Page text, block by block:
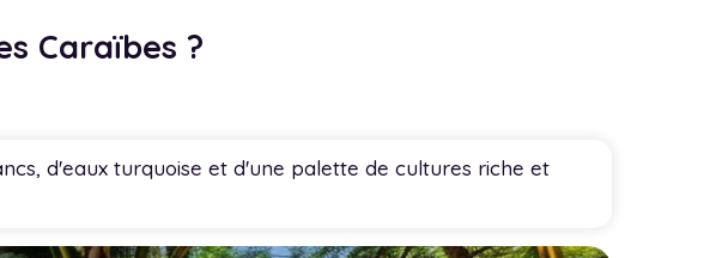
Caraïbes ?
d'eaux turquoise et d'une palette de cultures riche et